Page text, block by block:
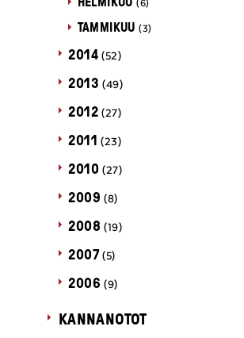
(6)
TAMMIKUU (3)
2014 (52)
2013 (49)
2012 (27)
2011 (23)
2010 (27)
2009 (8)
2008 (19)
2007 (5)
2006 (9)
KANNANOTOT